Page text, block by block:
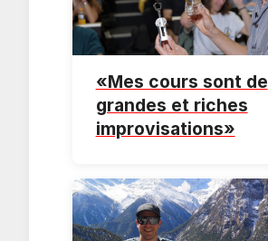
«Mes cours sont de
grandes et riches
improvisations»